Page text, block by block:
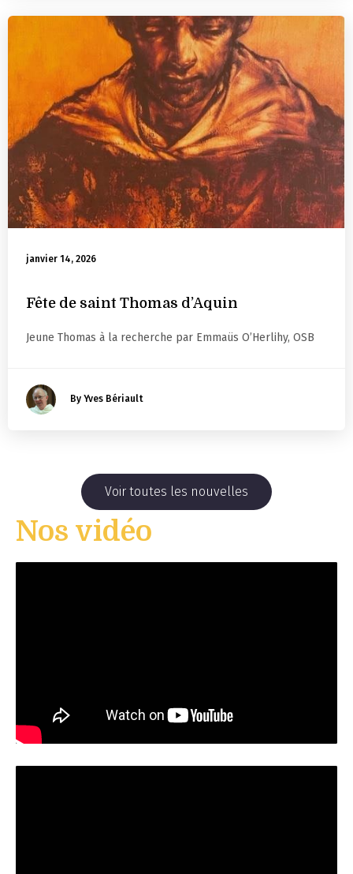
janvier 14, 2026
Fête de saint Thomas d’Aquin
Jeune Thomas à la recherche par Emmaüs O’Herlihy, OSB
By Yves Bériault
Voir toutes les nouvelles
Nos vidéo